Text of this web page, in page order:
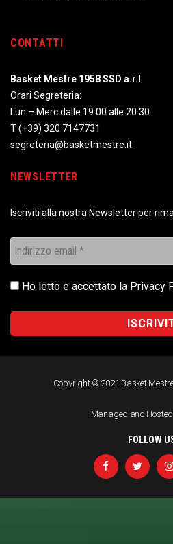
CONTATTI
Basket Mestre 1958 SSD a.r.l
Orari Segreteria:
Lun – Merc dalle 19.00 alle 20.30
T(+39) 320 7147731
segreteria@basketmestre.it
NEWSLETTER
Iscriviti alla nostra Newsletter per
Ho letto e accettato la Privacy
Copyright © 2021 Basket
Managed and
FOLLOW